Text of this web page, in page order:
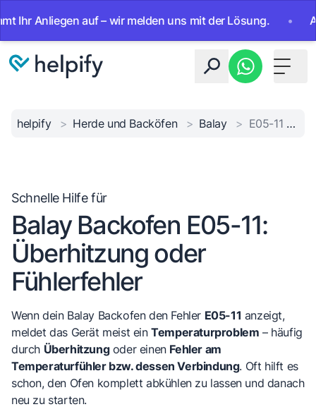
auf – wir melden uns mit der Lösung. • Ab
Toggle
helpify > Herde und Backöfen > Balay > E05-11 Überhitzung/Fühler
Schnelle Hilfe für
Balay Backofen E05-11:
Überhitzung oder
Fühlerfehler
Wenn dein Balay Backofen den Fehler E05-11 anzeigt,
meldet das Gerät meist einTemperaturproblem – häufig
durch Überhitzungoder einen Fehler am
Temperaturfühler bzw. dessen Verbindung. Oft hilft es
schon, den Ofen komplett abkühlen zu lassen und danach
neu zu starten.